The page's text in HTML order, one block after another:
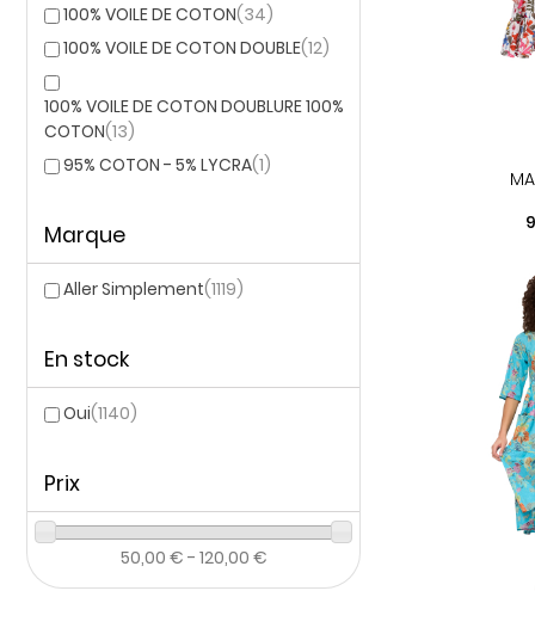
100% VOILE DE COTON(34)
100% VOILE DE COTON DOUBLE(12)
100% VOILE DE COTON DOUBLURE 100%
COTON(13)
95% COTON - 5% LYCRA(1)
Marque
Aller Simplement(1119)
En stock
Oui(1140)
Prix
50,00 € - 120,00 €